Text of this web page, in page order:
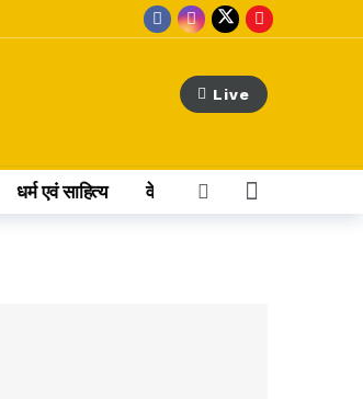
Live
धर्म एवं साहित्य वेब स्टोरी अन्य खबर